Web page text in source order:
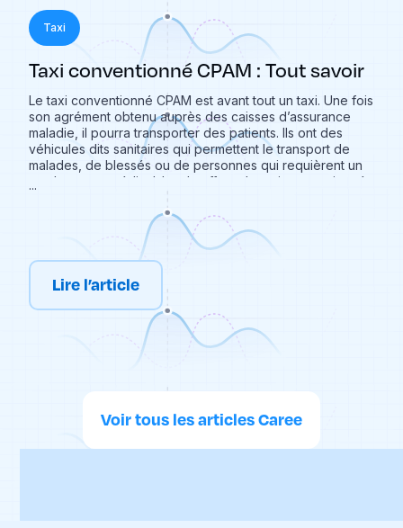
Taxi
Taxi conventionné CPAM : Tout savoir
Le taxi conventionné CPAM est avant tout un taxi. Une fois
son agrément obtenu auprès des caisses d’assurance
maladie, il pourra transporter des patients. Ils ont des
véhicules dits sanitaires qui permettent le transport de
malades, de blessés ou de personnes qui requièrent un
rendez-vous médical. Le chauffeur de taxi conventionné
est un véritable spécialiste du transport médical. Cela
permet notamment aux personnes à mobilité réduite
d’effectuer leurs déplacements et ainsi être présents à
leurs rendez-vous médicaux. Qu’est-ce qu’un taxi
conventionné ? Qu’est-ce qui nous permets de
reconnaître un taxi conventionné ? Comment faire pour
se déplacer en taxi conventionné ? Caree vous explique
tout ce qu’il faut savoir sur les taxis conventionnés !
...
Lire l’article
Voir tous les articles Caree